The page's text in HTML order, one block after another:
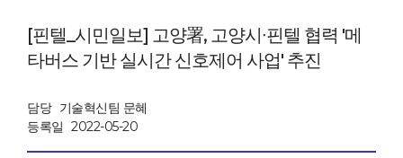
[핀텔_시민일보] 고양署, 고양시∙핀텔 협력 '메
타버스 기반 실시간 신호제어 사업' 추진
담당 기술혁신팀 문혜
등록일 2022-05-20